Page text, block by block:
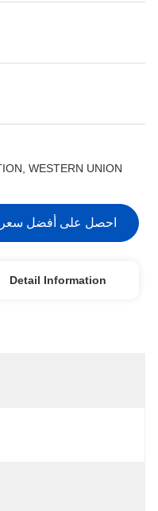
WESTERN UNION
احصل على أفضل سعر
Detail Information